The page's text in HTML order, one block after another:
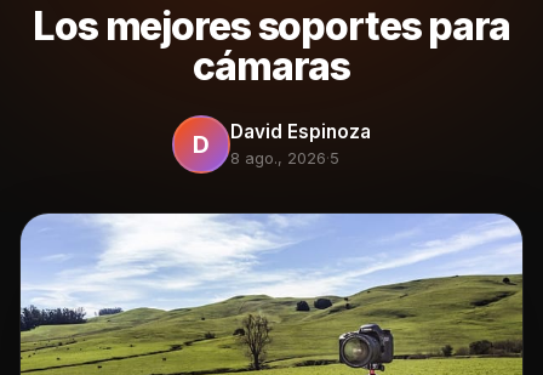
Los mejores soportes para
cámaras
D David Espinoza
8 ago., 2026·5